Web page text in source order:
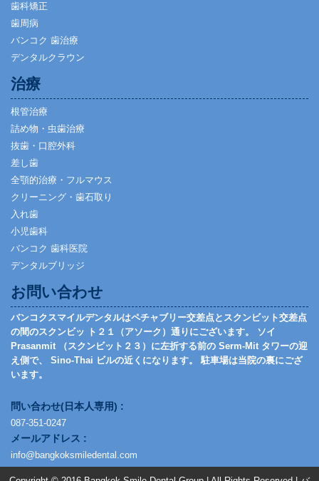
歯科矯正
歯周病
バンコク 歯治療
デンタルクラウン
治療
根管治療
詰め物・虫歯治療
抜歯・口腔外科
差し歯
全顎的治療・フルマウス
クリーニング・歯石取り
入れ歯
小児歯科
バンコク 歯科医院
デンタルブリッジ
お問い合わせ
バンコクスマイルデンタルはペチャブリー交差点とスクンビット交差点
の間のスクンビッ ト２１（アソーク）通りにございます。 ソイ
Prasanmit （スクンビット２３）に左折する前の Serm-Mit タワーの迎
え側で、 Sino-Thai ビルの近くになります。 駐車場は当院の裏にござ
います。
問い合わせ(日本人専用) :
087-351-0247
メールアドレス :
info@bangkoksmiledental.com